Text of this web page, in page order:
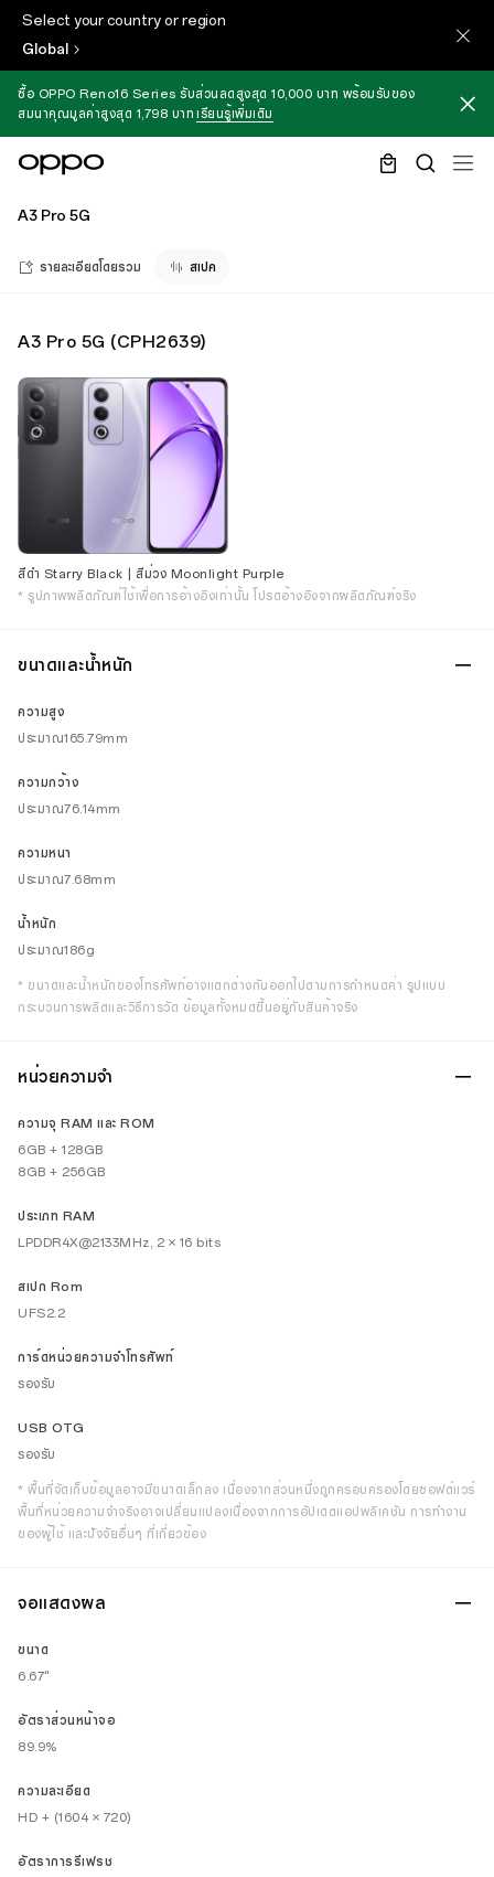
Select your country or region
Global
ซื้อ OPPO Reno16 Series รับส่วนลดสูงสุด 10,000 บาท พร้อมรับของ
สมนาคุณมูลค่าสูงสุด 1,798 บาท เรียนรู้เพิ่มเติม
A3 Pro 5G
รายละเอียดโดยรวม สเปค
A3 Pro 5G (CPH2639)
สีดำ Starry Black | สีม่วง Moonlight Purple
* รูปภาพผลิตภัณฑ์ใช้เพื่อการอ้างอิงเท่านั้น โปรดอ้างอิงจากผลิตภัณฑ์จริง
ขนาดและน้ำหนัก
ความสูง
ประมาณ165.79mm
ความกว้าง
ประมาณ76.14mm
ความหนา
ประมาณ7.68mm
น้ำหนัก
ประมาณ186g
* ขนาดและน้ำหนักของโทรศัพท์อาจแตกต่างกันออกไปตามการกำหนดค่า รูปแบบ
กระบวนการผลิตและวิธีการวัด ข้อมูลทั้งหมดขึ้นอยู่กับสินค้าจริง
หน่วยความจำ
ความจุ RAM และ ROM
6GB + 128GB
8GB + 256GB
ประเภท RAM
LPDDR4X@2133MHz, 2 × 16 bits
สเปก Rom
UFS2.2
การ์ดหน่วยความจำโทรศัพท์
รองรับ
USB OTG
รองรับ
* พื้นที่จัดเก็บข้อมูลอาจมีขนาดเล็กลง เนื่องจากส่วนหนึ่งถูกครอบครองโดยซอฟต์แวร์
พื้นที่หน่วยความจำจริงอาจเปลี่ยนแปลงเนื่องจากการอัปเดตแอปพลิเคชัน การทำงาน
ของผู้ใช้ และปัจจัยอื่นๆ ที่เกี่ยวข้อง
จอแสดงผล
ขนาด
6.67"
อัตราส่วนหน้าจอ
89.9%
ความละเอียด
HD + (1604 × 720)
อัตราการรีเฟรช